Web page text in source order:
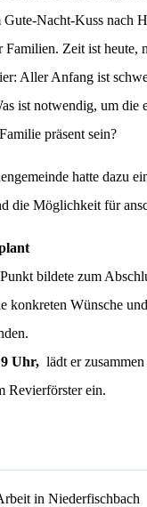
Gute-Nacht-Kuss nach
Familien. Zeit ist heute,
Aller Anfang ist
ist notwendig, um die
präsent sein?
hatte dazu
die Möglichkeit für
bildete zum
konkreten Wünsche
Uhr, lädt er
Revierförster ein.
in Niederfischbach